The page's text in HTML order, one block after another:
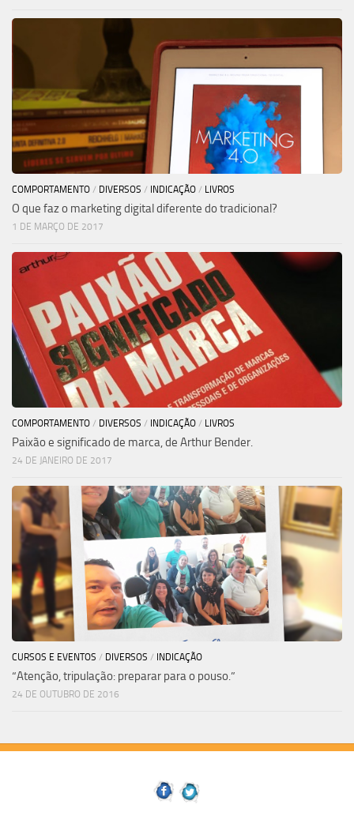
COMPORTAMENTO / DIVERSOS / INDICAÇÃO / LIVROS
O que faz o marketing digital diferente do tradicional?
1 DE MARÇO DE 2017
COMPORTAMENTO / DIVERSOS / INDICAÇÃO / LIVROS
Paixão e significado de marca, de Arthur Bender.
24 DE JANEIRO DE 2017
CURSOS E EVENTOS / DIVERSOS / INDICAÇÃO
“Atenção, tripulação: preparar para o pouso.”
24 DE OUTUBRO DE 2016